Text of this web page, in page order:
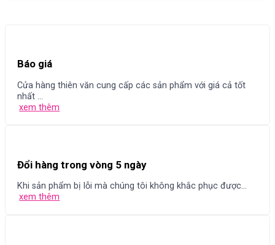
Báo giá
Cửa hàng thiên văn cung cấp các sản phẩm với giá cả tốt
nhất ...
xem thêm
Đổi hàng trong vòng 5 ngày
Khi sản phẩm bị lỗi mà chúng tôi không khắc phục được...
xem thêm